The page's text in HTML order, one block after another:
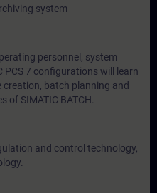
system
personnel, system
PCS 7 configurations will learn
batch planning and
SIMATIC BATCH.
and control technology,